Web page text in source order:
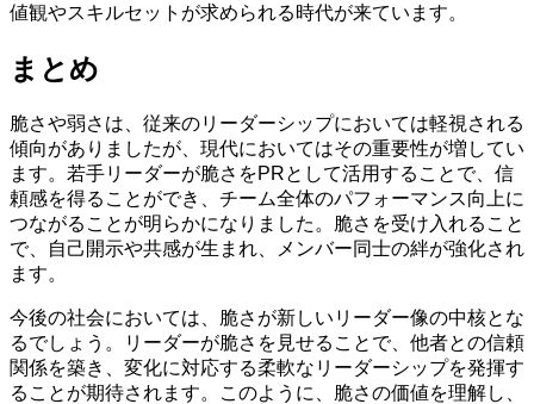
値観やスキルセットが求められる時代が来ています。
まとめ
脆さや弱さは、従来のリーダーシップにおいては軽視される
傾向がありましたが、現代においてはその重要性が増してい
ます。若手リーダーが脆さをPRとして活用することで、信
頼感を得ることができ、チーム全体のパフォーマンス向上に
つながることが明らかになりました。脆さを受け入れること
で、自己開示や共感が生まれ、メンバー同士の絆が強化され
ます。
今後の社会においては、脆さが新しいリーダー像の中核とな
るでしょう。リーダーが脆さを見せることで、他者との信頼
関係を築き、変化に対応する柔軟なリーダーシップを発揮す
ることが期待されます。このように、脆さの価値を理解し、